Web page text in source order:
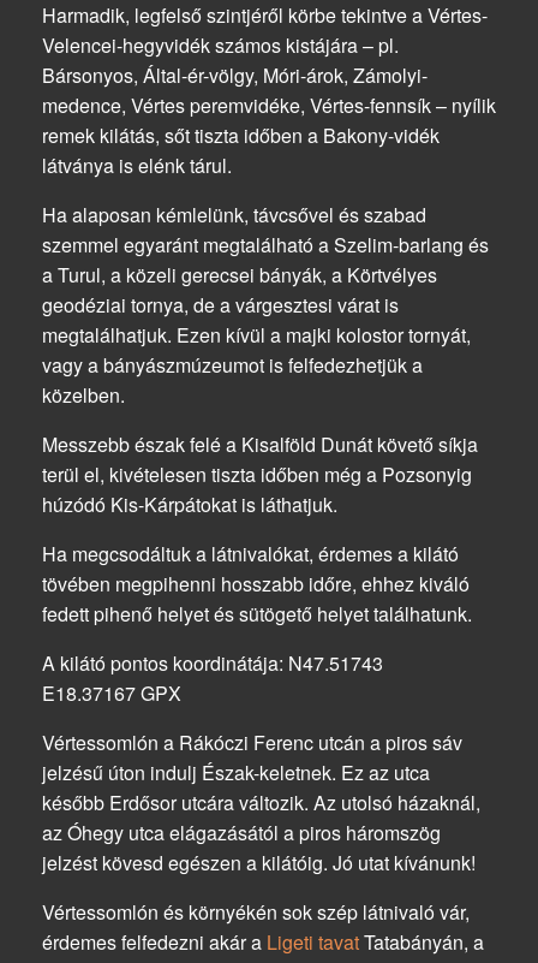
Harmadik, legfelső szintjéről körbe tekintve a Vértes-
Velencei-hegyvidék számos kistájára – pl.
Bársonyos, Által-ér-völgy, Móri-árok, Zámolyi-
medence, Vértes peremvidéke, Vértes-fennsík – nyílik
remek kilátás, sőt tiszta időben a Bakony-vidék
látványa is elénk tárul.
Ha alaposan kémlelünk, távcsővel és szabad
szemmel egyaránt megtalálható a Szelim-barlang és
a Turul, a közeli gerecsei bányák, a Körtvélyes
geodéziai tornya, de a várgesztesi várat is
megtalálhatjuk. Ezen kívül a majki kolostor tornyát,
vagy a bányászmúzeumot is felfedezhetjük a
közelben.
Messzebb észak felé a Kisalföld Dunát követő síkja
terül el, kivételesen tiszta időben még a Pozsonyig
húzódó Kis-Kárpátokat is láthatjuk.
Ha megcsodáltuk a látnivalókat, érdemes a kilátó
tövében megpihenni hosszabb időre, ehhez kiváló
fedett pihenő helyet és sütögető helyet találhatunk.
A kilátó pontos koordinátája: N47.51743
E18.37167 GPX
Vértessomlón a Rákóczi Ferenc utcán a piros sáv
jelzésű úton indulj Észak-keletnek. Ez az utca
később Erdősor utcára változik. Az utolsó házaknál,
az Óhegy utca elágazásától a piros háromszög
jelzést kövesd egészen a kilátóig. Jó utat kívánunk!
Vértessomlón és környékén sok szép látnivaló vár,
érdemes felfedezni akár a Ligeti tavatTatabányán, a